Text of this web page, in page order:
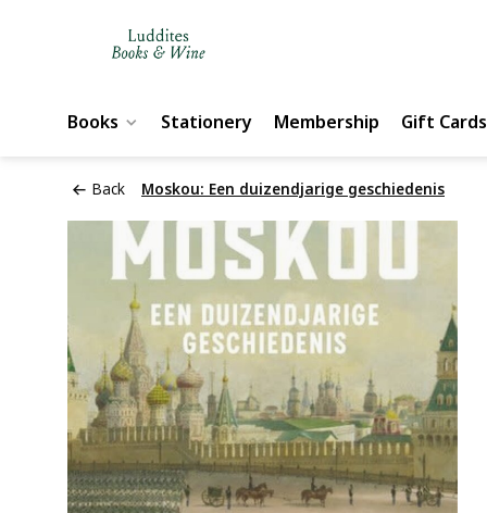
Books Stationery Membership Gift Cards
Back Moskou: Een duizendjarige geschiedenis